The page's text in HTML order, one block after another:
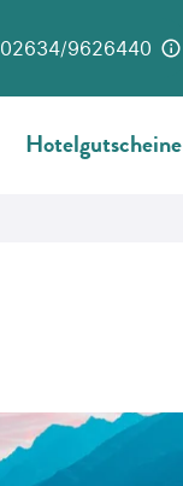
02634/9626440
Hotelgutscheine